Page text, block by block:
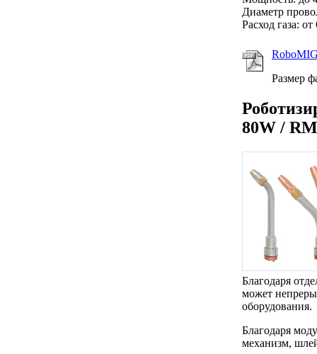
Диаметр
Расход газа:
Размер
80W /
Благодаря
может
оборудования.
Благодаря
механизм,